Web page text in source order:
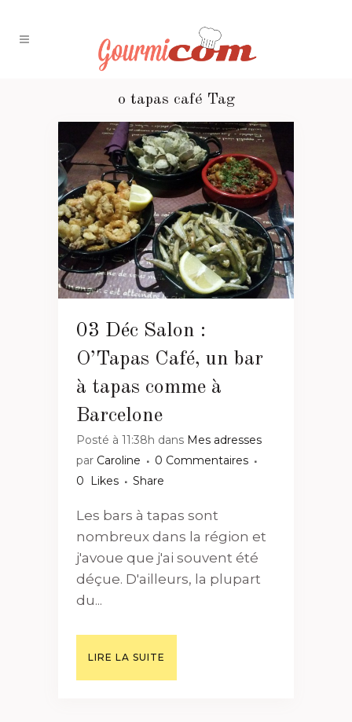
o tapas café Tag
03 Déc Salon :
O’Tapas Café, un bar
à tapas comme à
Barcelone
Posté à 11:38h dans Mes adresses
par Caroline
0 Commentaires
0
Likes Share
Les bars à tapas sont
nombreux dans la région et
j'avoue que j'ai souvent été
déçue. D'ailleurs, la plupart
du...
LIRE LA SUITE